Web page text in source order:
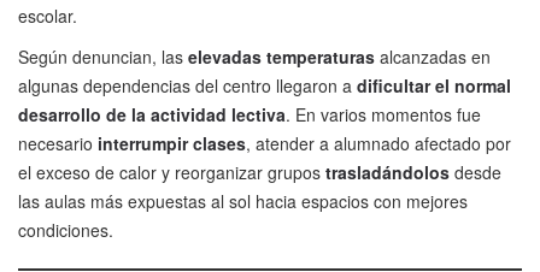
escolar.
Según denuncian, las elevadas temperaturas alcanzadas en
algunas dependencias del centro llegaron a dificultar el normal
desarrollo de la actividad lectiva. En varios momentos fue
necesario interrumpir clases, atender a alumnado afectado por
el exceso de calor y reorganizar grupos trasladándolos desde
las aulas más expuestas al sol hacia espacios con mejores
condiciones.